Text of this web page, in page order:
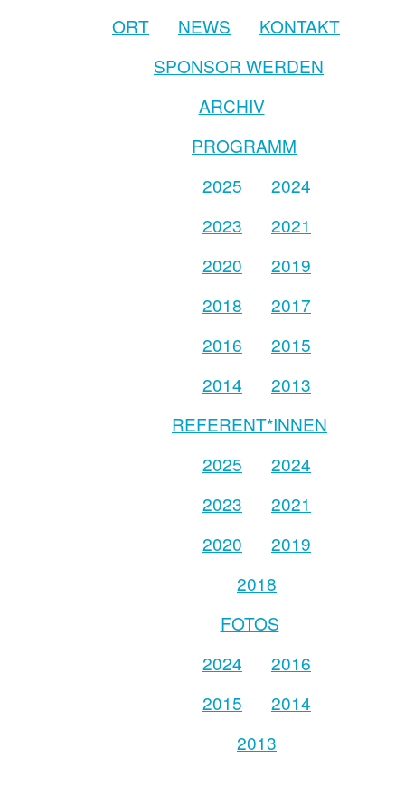
ORT
NEWS
KONTAKT
SPONSOR WERDEN
ARCHIV
PROGRAMM
2025
2024
2023
2021
2020
2019
2018
2017
2016
2015
2014
2013
REFERENT*INNEN
2025
2024
2023
2021
2020
2019
2018
FOTOS
2024
2016
2015
2014
2013